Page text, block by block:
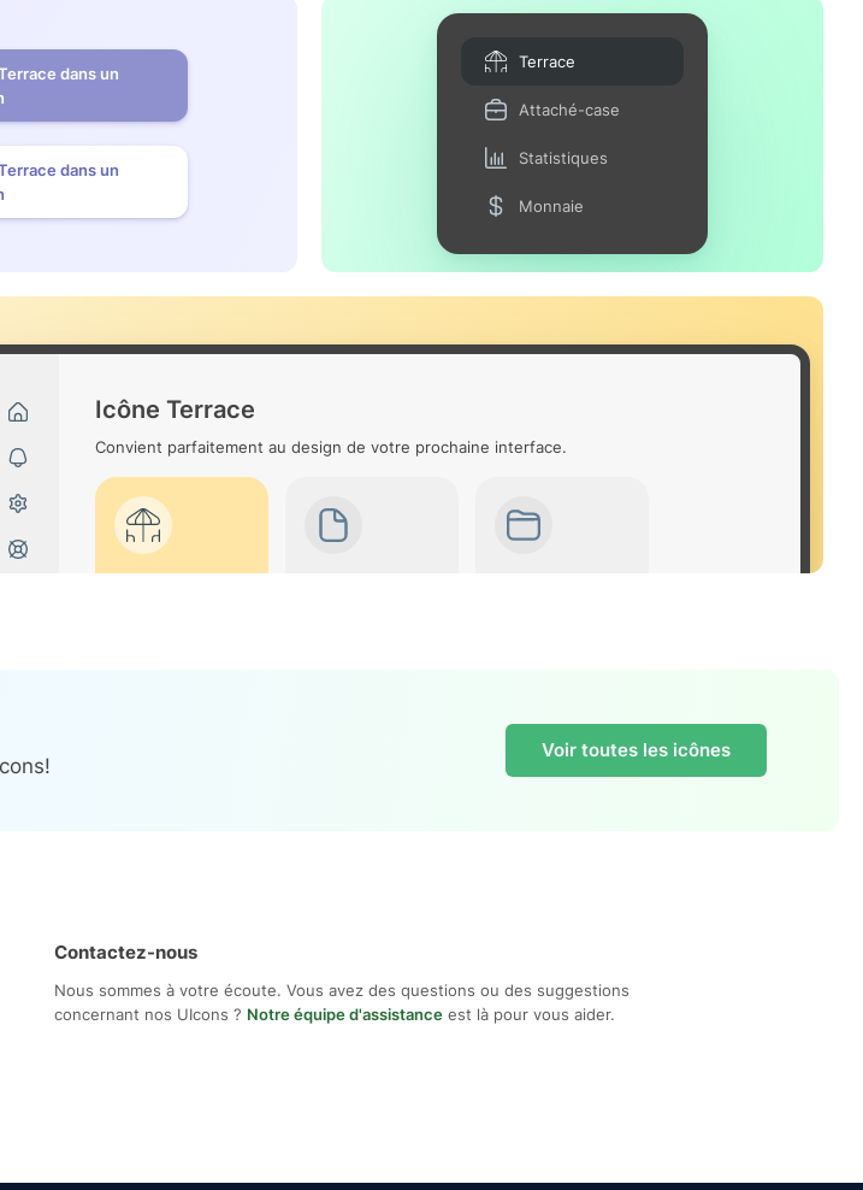
dans un
dans un
Terrace
Attaché-case
Statistiques
Monnaie
Icône Terrace
Convient parfaitement au design de votre prochaine interface.
Voir toutes les icônes
Contactez-nous
Nous sommes à votre écoute. Vous avez des questions ou des suggestions
concernant nos UIcons ? Notre équipe d'assistance est là pour vous aider.